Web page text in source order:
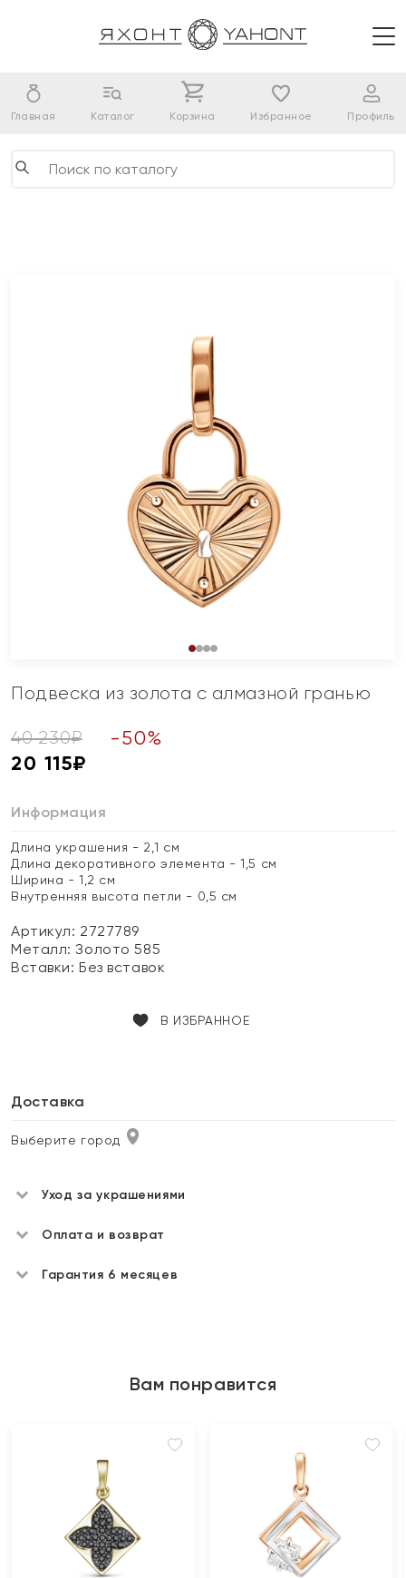
Главная Каталог Корзина Избранное Профиль
Подвеска из золота с алмазной гранью
40 230₽ -50%
20 115₽
Информация
Длина украшения - 2,1 см
Длина декоративного элемента - 1,5 см
Ширина - 1,2 см
Внутренняя высота петли - 0,5 см
Артикул: 2727789
Металл:Золото 585
Вставки:Без вставок
В ИЗБРАННОЕ
Доставка
Выберите город
Уход за украшениями
Оплата и возврат
Гарантия 6 месяцев
Вам понравится